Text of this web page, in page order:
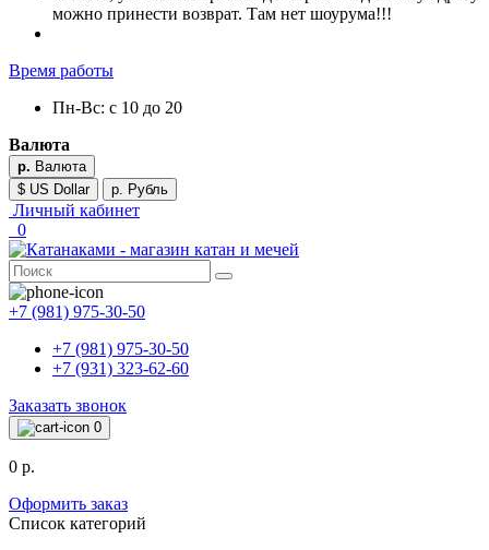
можно принести возврат. Там нет шоурума!!!
Время работы
Пн-Вс: с 10 до 20
Валюта
р. Валюта
$ US Dollar
р. Рубль
Личный кабинет
0
+7 (981) 975-30-50
+7 (981) 975-30-50
+7 (931) 323-62-60
Заказать звонок
0
0 р.
Оформить заказ
Список категорий